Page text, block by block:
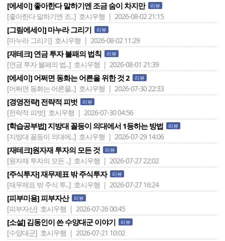
[에세이] 좋아한다 말하기엔 조금 숨이 차지만 리뷰
[좋아한다 말하기엔 조..] 호시우행 | 2026-08-02 21:15
[그림에세이] 마누라 그리기 리뷰
[마누라 그리기] 호시우행 | 2026-08-02 11:29
[재테크] 연금 투자 불패의 법칙 리뷰
[연금 투자 불패의 법..] 호시우행 | 2026-08-01 21:39
[에세이] 어쩌면 동화는 어른을 위한 것 2 리뷰
[어쩌면 동화는 어른을..] 호시우행 | 2026-07-30 22:33
[경영전략] 전략적 피벗 리뷰
[전략적 피벗] 호시우행 | 2026-07-30 04:56
[학습공부법] 지방대 꼴등이 의대에서 1등하는 방법 리뷰
[지방대 꼴등이 의대에..] 호시우행 | 2026-07-29 14:06
[재테크]원자재 투자의 모든 것 리뷰
[원자재 투자의 모든 ..] 호시우행 | 2026-07-27 22:02
[주식투자] 재무제표 밖 주식투자 리뷰
[재무제표 밖 주식 투..] 호시우행 | 2026-07-27 16:24
[피부미용] 피부자산 리뷰
[피부자산] 호시우행 | 2026-07-26 00:45
[소설] 김동인이 쓴 수양대군 이야기 리뷰
[수양대군] 호시우행 | 2026-07-21 10:02